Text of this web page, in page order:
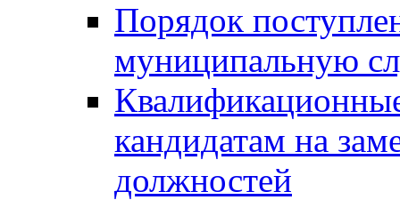
Порядок
муниципальную
кандидатам на
должностей